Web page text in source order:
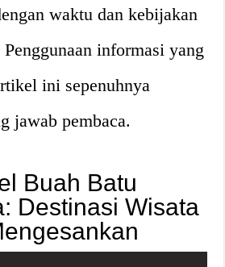
waktu dan kebijakan
informasi yang
ini sepenuhnya
jawab pembaca.
Buah Batu
Destinasi Wisata